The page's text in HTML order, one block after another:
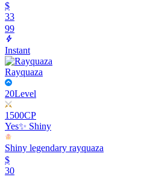
$
33
99
Instant
Rayquaza
20Level
1500CP
Yes✨ Shiny
Shiny legendary rayquaza
$
30